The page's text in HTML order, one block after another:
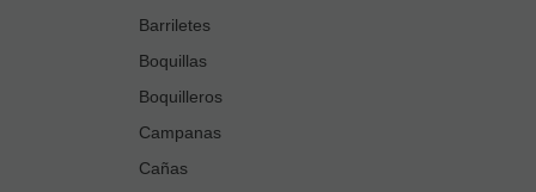
Barriletes
Boquillas
Boquilleros
Campanas
Cañas